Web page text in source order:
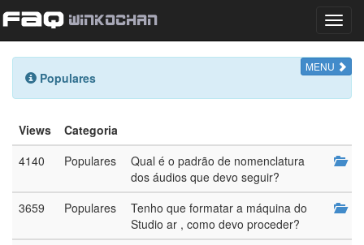
MENU
Populares
Views
Categoria
4140
Populares
Qual é o padrão de nomenclatura
dos áudios que devo seguir?
3659
Populares
Tenho que formatar a máquina do
Studio ar , como devo proceder?